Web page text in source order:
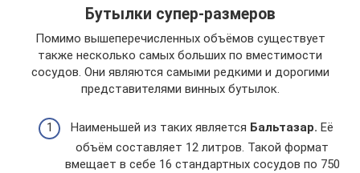
Бутылки супер-размеров
Помимо вышеперечисленных объёмов существует
также несколько самых больших по вместимости
сосудов. Они являются самыми редкими и дорогими
представителями винных бутылок.
Наименьшей из таких является Бальтазар. Её
объём составляет 12 литров. Такой формат
вмещает в себе 16 стандартных сосудов по 750